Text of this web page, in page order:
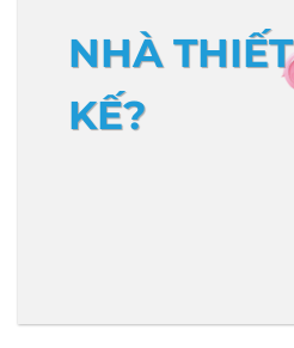
NHÀ THIẾT
KẾ?